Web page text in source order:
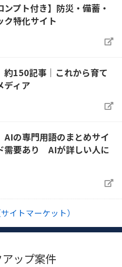
ンプト付き】防災・備蓄・
ク特化サイト
約150記事｜これから育て
ディア
AIの専門用語のまとめサイ
需要あり AIが詳しい人に
イトマーケット）
アップ案件